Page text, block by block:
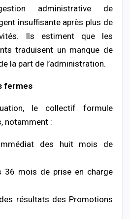
administrative de
insuffisante après plus de
Ils estiment que les
traduisent un manque de
la part de l’administration.
fermes
le collectif formule
notamment :
des huit mois de
36 mois de prise en charge
résultats des Promotions